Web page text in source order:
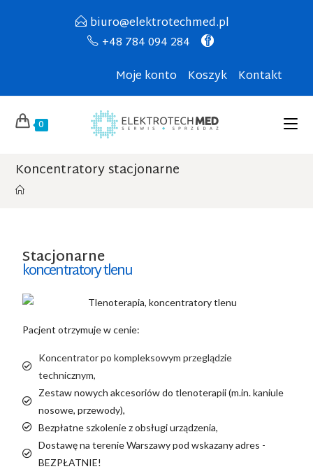
biuro@elektrotechmed.pl
+48 784 094 284
Moje konto
Koszyk Kontakt
0
Koncentratory stacjonarne
Stacjonarne
koncentratory tlenu
Pacjent otrzymuje w cenie:
Koncentrator po kompleksowym przeglądzie
technicznym,
Zestaw nowych akcesoriów do tlenoterapii (m.in. kaniule
nosowe, przewody),
Bezpłatne szkolenie z obsługi urządzenia,
Dostawę na terenie Warszawy pod wskazany adres -
BEZPŁATNIE!